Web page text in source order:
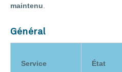
maintenu
Général
Service État